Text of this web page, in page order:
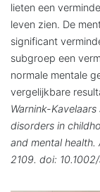
lieten een
leven zien. De
significant
subgroep een
normale mentale
vergelijkbare
Warnink-
disorders in
and mental
2109. doi: